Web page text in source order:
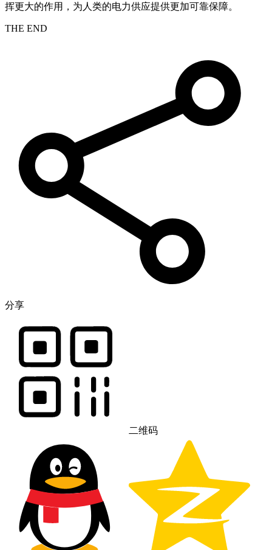
挥更大的作用，为人类的电力供应提供更加可靠保障。
THE END
分享
二维码